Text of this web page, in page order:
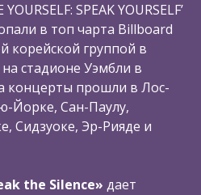
SPEAK YOURSELF’
в топ чарта Billboard
корейской группой в
стадионе Уэмбли в
концерты прошли в Лос-
Йорке, Сан-Паулу,
Сидзуоке, Эр-Рияде и
the Silence» дает